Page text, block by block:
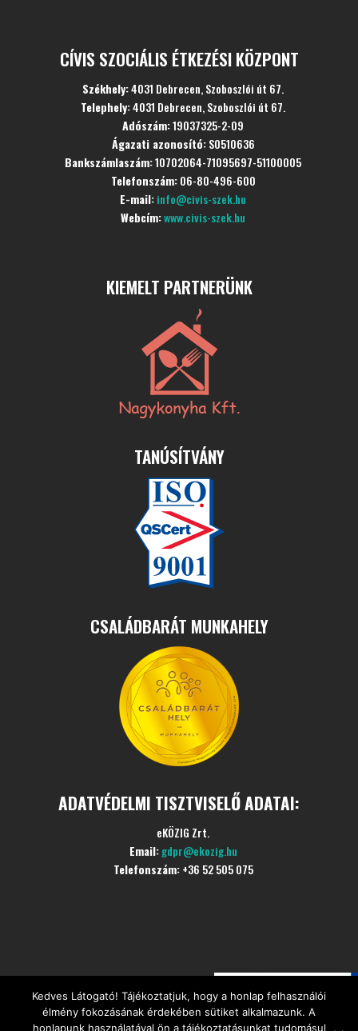
CÍVIS SZOCIÁLIS ÉTKEZÉSI KÖZPONT
Székhely:4031 Debrecen, Szoboszlói út 67.
Telephely:4031 Debrecen, Szoboszlói út 67.
Adószám:19037325-2-09
Ágazati azonosító:S0510636
Bankszámlaszám:10702064-71095697-51100005
Telefonszám:06-80-496-600
E-mail:info@civis-szek.hu
Webcím:www.civis-szek.hu
KIEMELT PARTNERÜNK
TANÚSÍTVÁNY
CSALÁDBARÁT MUNKAHELY
ADATVÉDELMI TISZTVISELŐ ADATAI:
eKÖZIG Zrt.
Email: gdpr@ekozig.hu
Telefonszám:+36 52 505 075
©Minden jogot fenntartvaCÍVIS Szociális Étkezési
Központ
Kedves Látogató! Tájékoztatjuk, hogy a honlap felhasználói
élmény fokozásának érdekében sütiket alkalmazunk. A
honlapunk használatával ön a tájékoztatásunkat tudomásul